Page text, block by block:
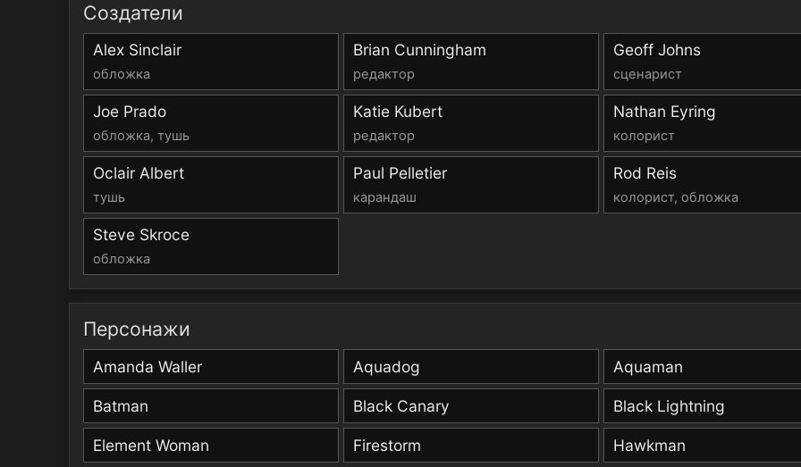
Создатели
Alex Sinclair
обложка
Brian Cunningham
редактор
Geoff Johns
сценарист
Joe Prado
обложка, тушь
Katie Kubert
редактор
Nathan Eyring
колорист
Oclair Albert
тушь
Paul Pelletier
карандаш
Rod Reis
колорист, обложка
Steve Skroce
обложка
Персонажи
Amanda Waller Aquadog Aquaman
Batman Black Canary Black Lightning
Element Woman Firestorm Hawkman